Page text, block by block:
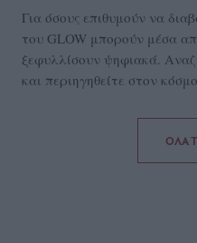
Για όσους επιθυμούν να
του GLOW μπορούν μέσα
ξεφυλλίσουν ψηφιακά.
και περιηγηθείτε στον
ΟΛΑ